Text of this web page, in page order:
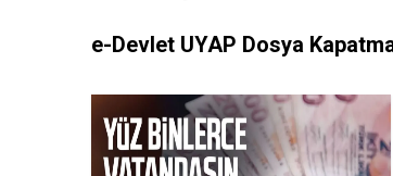
e-Devlet UYAP Dosya